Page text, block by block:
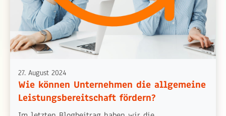
27. August 2024
Wie können Unternehmen die allgemeine
Leistungsbereitschaft fördern?